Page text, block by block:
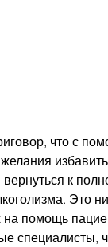
к
Это
помощь
специалисты,